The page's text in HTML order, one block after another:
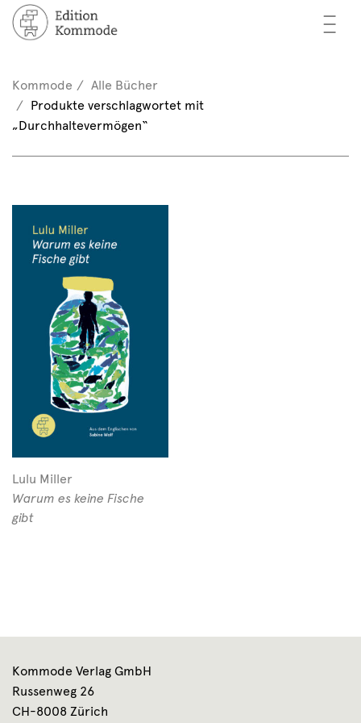
—
—
—
/ Registrieren
(0)
Kommode
Alle Bücher
Produkte verschlagwortet mit
„Durchhaltevermögen“
Lulu Miller
Warum es keine Fische
gibt
Kommode Verlag GmbH
Russenweg 26
CH-8008 Zürich